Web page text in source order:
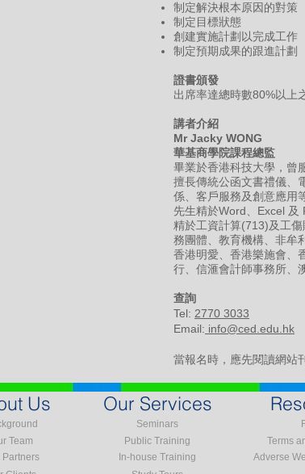
制定解決根本原因的對策
制定目標狀態
創建實施計劃以完成工作
制定預期成果的跟進計劃
證書頒發
出席率達總時數80%以上
講者介紹
Mr Jacky WONG
華基商學院課程總監
畢業於香港科技大學，曾
擅長傳統公函文書禮儀、
係、客戶服務及創意應用
先生精於Word、Excel 及
精於工資計算(713)及工
務團體、教育機構、非牟
香港明愛、香港樂施會、
行、信滙會計師事務所、
​查詢
Tel: 2770 3033
Email: info@ced.edu.hk
當報名時，應先閱讀網站
Us
Team
Partners
Our Services
Seminars
Public Training
In-house Training
Terms
Adverse